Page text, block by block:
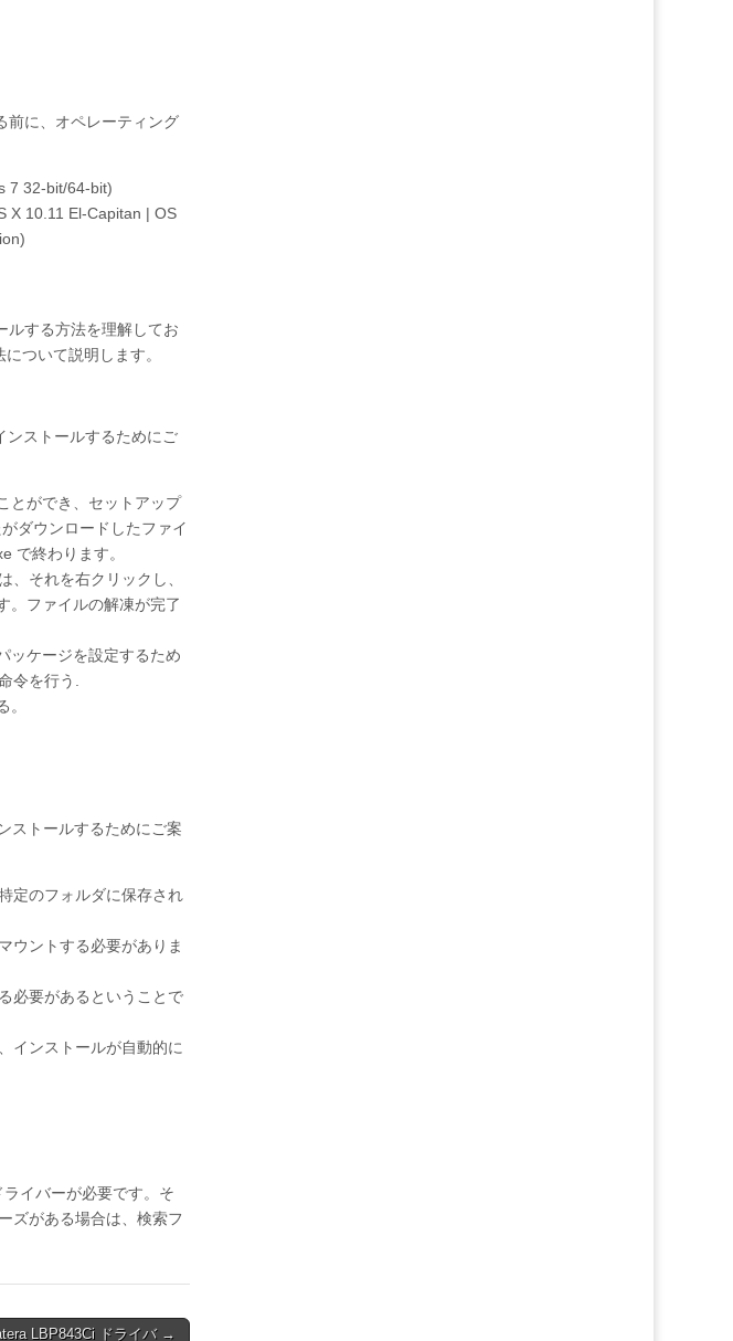
前に、オペレーティング
7 32-bit/64-bit)
X 10.11 El-Capitan | OS
ルする方法を理解してお
ついて説明します。
ンストールするためにご
とができ、セットアップ
ダウンロードしたファイ
で終わります。
、それを右クリックし、
。ファイルの解凍が完了
ッケージを設定するため
令を行う.
ストールするためにご案
定のフォルダに保存され
ウントする必要がありま
必要があるということで
インストールが自動的に
イバーが必要です。そ
ズがある場合は、検索フ
LBP843Ci ドライバ →